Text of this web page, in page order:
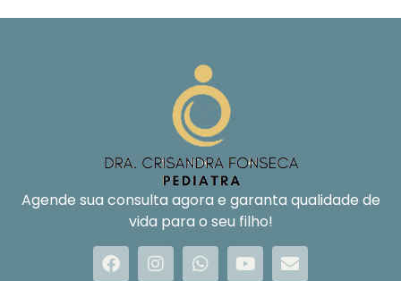
Agende sua consulta agora e garanta qualidade de
vida para o seu filho!